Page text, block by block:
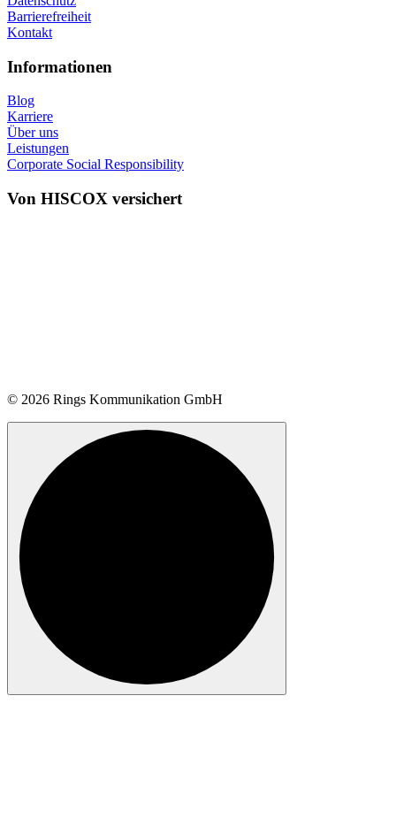
Barrierefreiheit
Kontakt
Informationen
Blog
Karriere
Über uns
Leistungen
Corporate Social Responsibility
Von HISCOX versichert
© 2026 Rings Kommunikation GmbH